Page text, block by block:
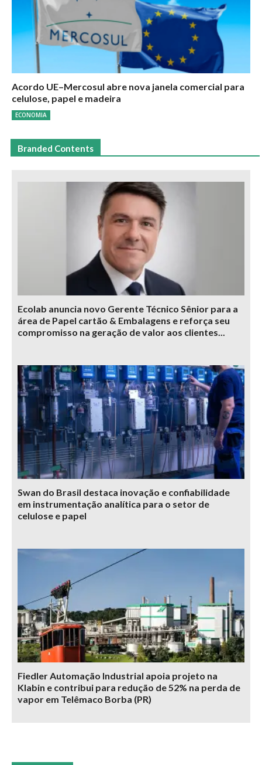
Acordo UE–Mercosul abre nova janela comercial para
celulose, papel e madeira
ECONOMIA
Branded Contents
Ecolab anuncia novo Gerente Técnico Sênior para a
área de Papel cartão & Embalagens e reforça seu
compromisso na geração de valor aos clientes...
Swan do Brasil destaca inovação e confiabilidade
em instrumentação analítica para o setor de
celulose e papel
Fiedler Automação Industrial apoia projeto na
Klabin e contribui para redução de 52% na perda de
vapor em Telêmaco Borba (PR)